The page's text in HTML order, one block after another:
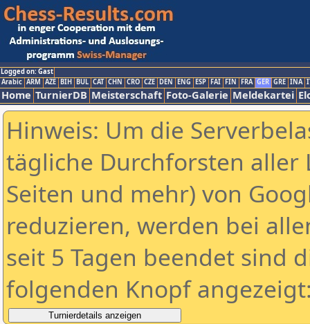
Logged on: Gast
Arabic ARM AZE BIH BUL CAT CHN CRO CZE DEN ENG ESP FAI FIN FRA GER GRE INA
Home TurnierDB Meisterschaft Foto-Galerie Meldekartei
Hinweis: Um die
tägliche Durchforsten aller
Seiten und mehr) von
reduzieren, werden bei
seit 5 Tagen beendet sind
folgenden Knopf